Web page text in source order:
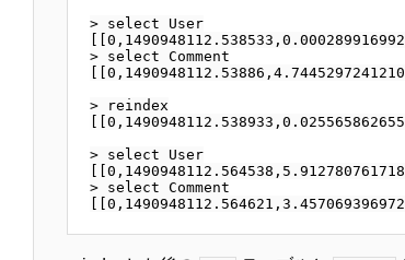
> select User
> select Comment
> reindex
> select User
> select Comment